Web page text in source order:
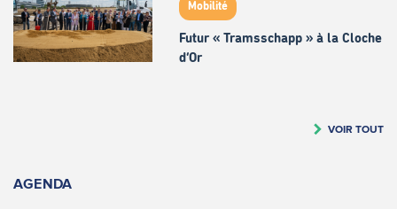
Mobilité
Futur « Tramsschapp » à la Cloche
d’Or
VOIR TOUT
AGENDA